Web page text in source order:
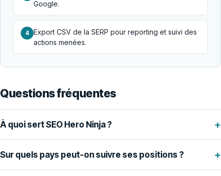
Google.
4 Export CSV de la SERP pour reporting et suivi des
actions menées.
Questions fréquentes
À quoi sert SEO Hero Ninja ? +
Sur quels pays peut-on suivre ses positions ? +